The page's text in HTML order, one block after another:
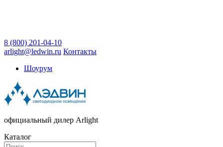
8 (800) 201-04-10
arlight@ledwin.ru Контакты
Шоурум
официальный дилер Arlight
Каталог